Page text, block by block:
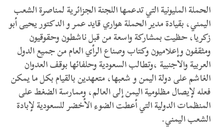
الحملة المليونية التي تدعمها اللجنة الجزائرية لمناصرة الشعب
اليمني، بقيادة مدير الحملة هواري قايد عمر و الدكتور يحيى أبو
زكريا، حظيت بمشاركة واسعة من قبل ناشطون وحقوقيون
ومثقفون وإعلاميون وكتاب وصناع الرأي العام من جميع الدول
العربية والاجنبية ،وتطالب السعودية وحلفائها بوقف العدوان
الغاشم على دولة اليمن و شعبها، متعهدين بالقيام بكل ما يمكن
فعله لإيصال مظلومية اليمن إلى العالم، وممارسة الضغط على
المنظمات الدولية التي أعطت الضوء الأخضر للسعودية لإبادة
الشعب اليمني.